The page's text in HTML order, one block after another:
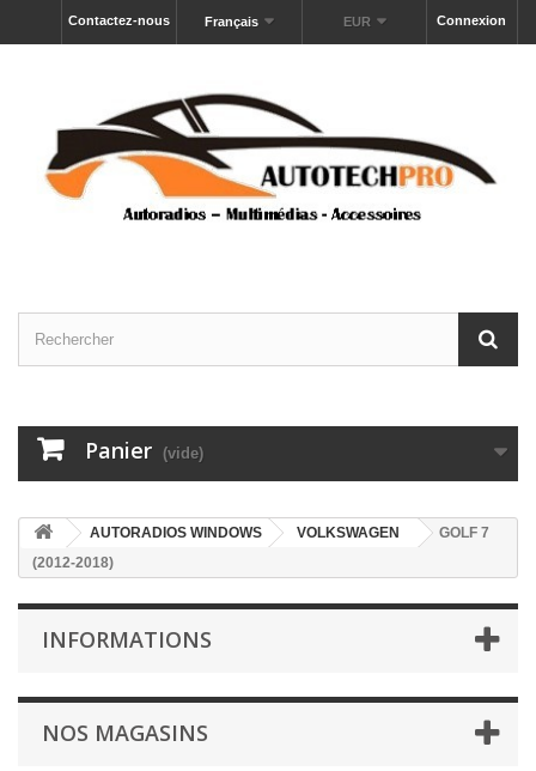
Connexion
EUR
Français
Contactez-nous
Panier (vide)
AUTORADIOS WINDOWS VOLKSWAGEN
GOLF 7
(2012-2018)
INFORMATIONS
NOS MAGASINS